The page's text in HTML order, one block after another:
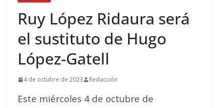
Ruy López Ridaura será
el sustituto de Hugo
López-Gatell
4 de octubre de 2023 Redacción
Este miércoles 4 de octubre de